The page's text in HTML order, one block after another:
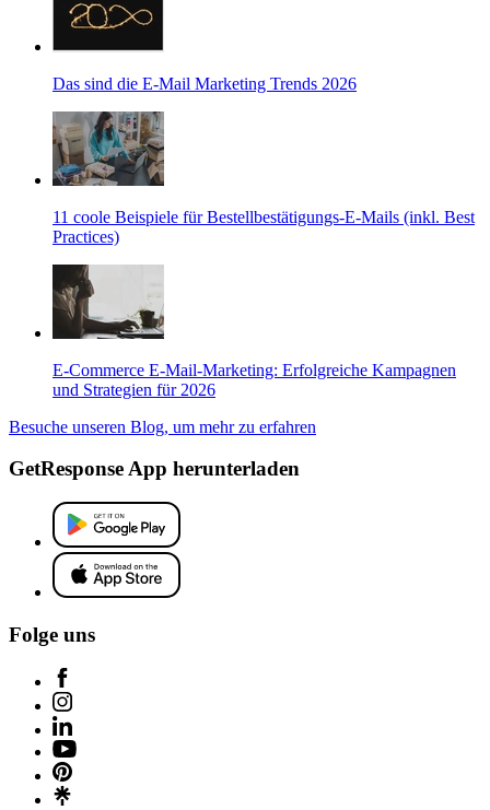
Das sind die E-Mail Marketing Trends 2026
11 coole Beispiele für Bestellbestätigungs-E-Mails (inkl. Best
Practices)
E-Commerce E-Mail-Marketing: Erfolgreiche Kampagnen
und Strategien für 2026
Besuche unseren Blog, um mehr zu erfahren
GetResponse App herunterladen
Folge uns